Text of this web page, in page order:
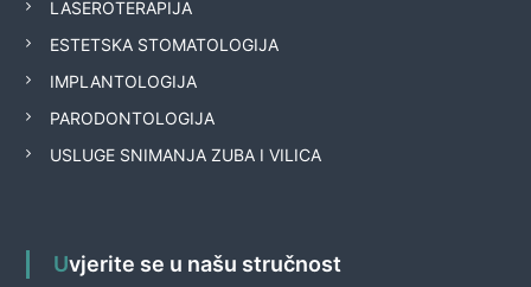
LASEROTERAPIJA
ESTETSKA STOMATOLOGIJA
IMPLANTOLOGIJA
PARODONTOLOGIJA
USLUGE SNIMANJA ZUBA I VILICA
Uvjerite se u našu stručnost